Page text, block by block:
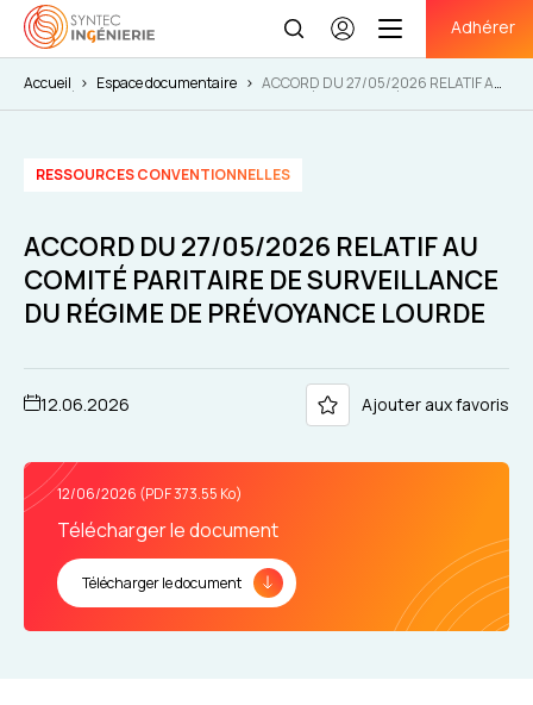
Se
connecter
Adhérer
Accueil > Espace documentaire > ACCORD DU 27/05/2026 RELATIF AU
LOURDE
RESSOURCES CONVENTIONNELLES
ACCORD DU 27/05/2026 RELATIF AU
COMITÉ PARITAIRE DE SURVEILLANCE
DU RÉGIME DE PRÉVOYANCE LOURDE
12.06.2026 Ajouter aux favoris
12/06/2026 (PDF 373.55 Ko)
Télécharger le document
Télécharger le document